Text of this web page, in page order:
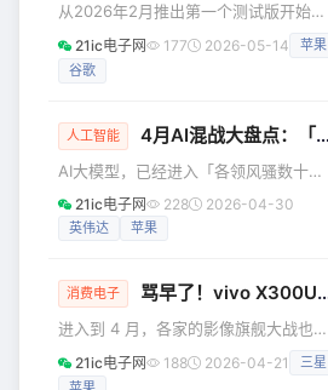
行业一季度乃至整个上半年的考试，新
品的竞争力、价格力如何，都会在这场
大促中显露无疑。透过今年618，我们也
从2026年2月推出第一个测试版开始，
Android 17已经迭代了四个版本。按照
惯例，正式版Android 17将于今年下半
在AI领域的最新进展将会成为重中之
重。为了到时候能专心讲AI，Android
17的相关消息，则会提前放到5月12日的
The Android Show活动上来。 （图
源：Google） 现在，就
21ic电子网 177 2026-05-14
苹果
谷歌
人工智能 4月AI混战大盘点：「百模大战」谁能笑到最后？
AI大模型，已经进入「各领风骚数十
天」的发展阶段 近日，全球和中国关注
度最高的AI新创企业OpenAI、深度求索
几个月，科技巨头和小龙企业上演了激
一轮「DeepSeek V4即将发布，但又落
空」的期待和失望，其他大模型厂商与
21ic电子网 228 2026-04-30
英伟达 苹果
消费电子 骂早了！vivo X300U真相大反转
进入到 4 月，各家的影像旗舰大战也到
了白热化阶段，以 vivo X300 Ultra 为
首，紧接着是 OPPO Find X9 Ultra 和
21ic电子网 188 2026-04-21
三星